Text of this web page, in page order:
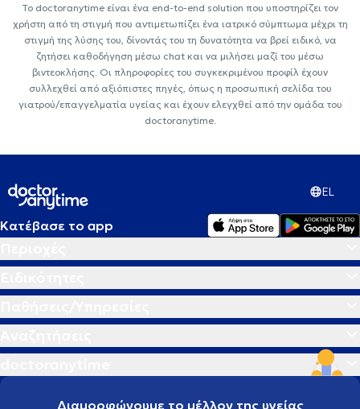
Το doctoranytime είναι ένα end-to-end solution που υποστηρίζει τον
χρήστη από τη στιγμή που αντιμετωπίζει ένα ιατρικό σύμπτωμα μέχρι τη
στιγμή της λύσης του, δίνοντάς του τη δυνατότητα να βρεί ειδικό, να
ζητήσει καθοδήγηση μέσω chat και να μιλήσει μαζί του μέσω
βιντεοκλήσης. Οι πληροφορίες του συγκεκριμένου προφίλ έχουν
συλλεχθεί από αξιόπιστες πηγές, όπως η προσωπική σελίδα του
γιατρού/επαγγελματία υγείας και έχουν ελεγχθεί από την ομάδα του
doctoranytime.
EL
Κατέβασε το app
Διαμορφώνουμε το μέλλον της υγείας